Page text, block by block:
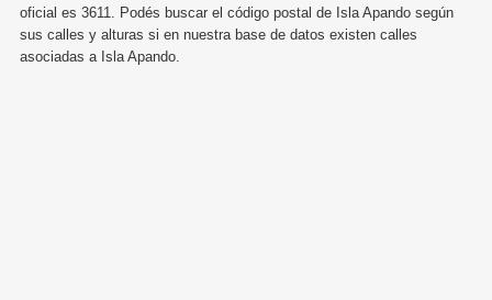
oficial es 3611. Podés buscar el código postal de Isla Apando según
sus calles y alturas si en nuestra base de datos existen calles
asociadas a Isla Apando.